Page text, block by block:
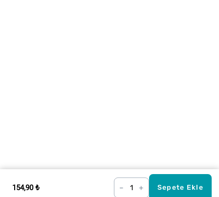
154,90 ₺ – + Sepete Ekle